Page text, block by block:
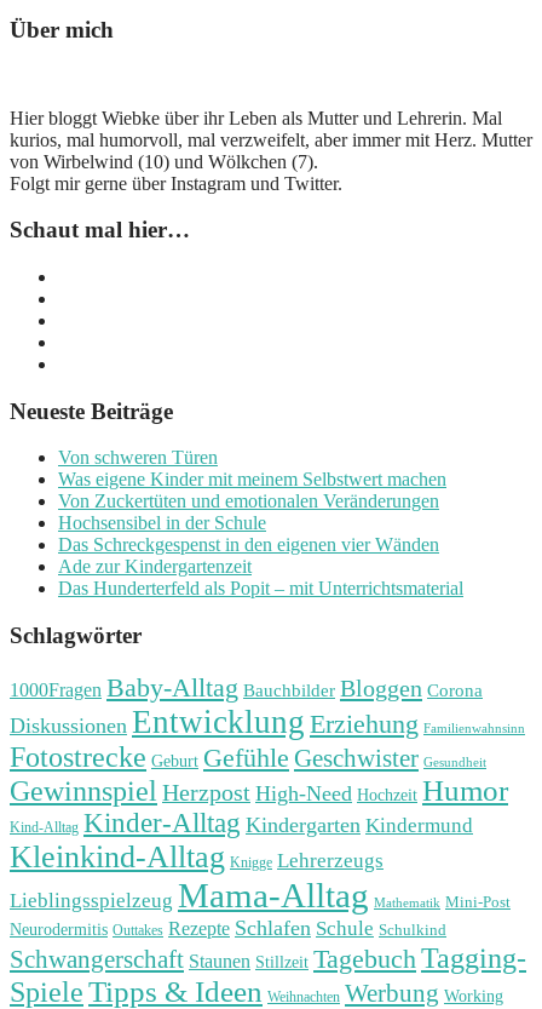
Über mich
Hier bloggt Wiebke über ihr Leben als Mutter und Lehrerin. Mal
kurios, mal humorvoll, mal verzweifelt, aber immer mit Herz. Mutter
von Wirbelwind (10) und Wölkchen (7).
Folgt mir gerne über Instagram und Twitter.
Schaut mal hier…
Neueste Beiträge
Von schweren Türen
Was eigene Kinder mit meinem Selbstwert machen
Von Zuckertüten und emotionalen Veränderungen
Hochsensibel in der Schule
Das Schreckgespenst in den eigenen vier Wänden
Ade zur Kindergartenzeit
Das Hunderterfeld als Popit – mit Unterrichtsmaterial
Schlagwörter
1000Fragen Baby-Alltag Bauchbilder Bloggen Corona
Diskussionen Entwicklung Erziehung Familienwahnsinn
Fotostrecke Geburt Gefühle Geschwister Gesundheit
Gewinnspiel Herzpost High-Need Hochzeit Humor
Kind-Alltag Kinder-Alltag Kindergarten Kindermund
Kleinkind-Alltag Knigge Lehrerzeugs
Lieblingsspielzeug Mama-Alltag Mathematik Mini-Post
Neurodermitis Outtakes Rezepte Schlafen Schule Schulkind
Schwangerschaft Staunen Stillzeit Tagebuch Tagging-
SpieleTipps & Ideen Weihnachten Werbung Working